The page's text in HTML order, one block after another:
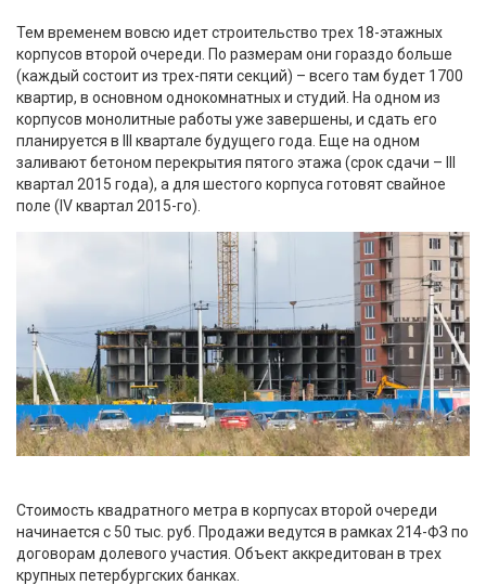
Тем временем вовсю идет строительство трех 18-этажных
корпусов второй очереди. По размерам они гораздо больше
(каждый состоит из трех-пяти секций) – всего там будет 1700
квартир, в основном однокомнатных и студий. На одном из
корпусов монолитные работы уже завершены, и сдать его
планируется в III квартале будущего года. Еще на одном
заливают бетоном перекрытия пятого этажа (срок сдачи – III
квартал 2015 года), а для шестого корпуса готовят свайное
поле (IV квартал 2015-го).
Стоимость квадратного метра в корпусах второй очереди
начинается с 50 тыс. руб. Продажи ведутся в рамках 214-ФЗ по
договорам долевого участия. Объект аккредитован в трех
крупных петербургских банках.